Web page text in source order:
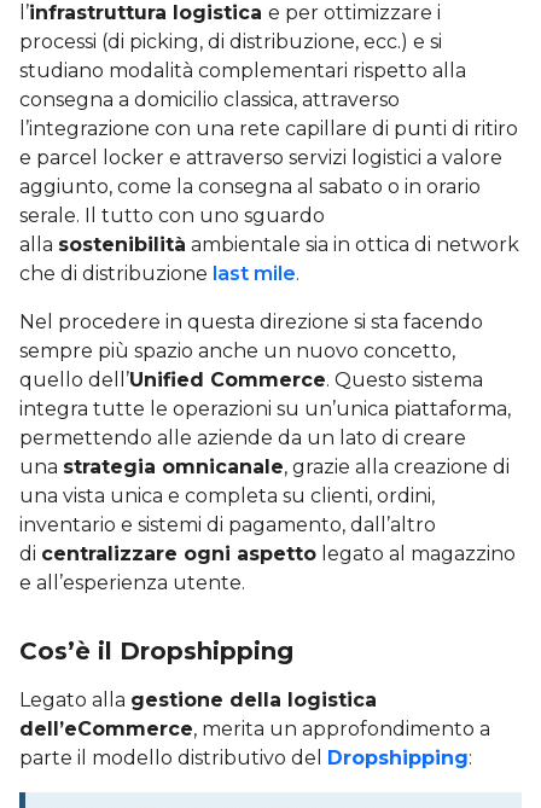
l’infrastruttura logistica e per ottimizzare i
processi (di picking, di distribuzione, ecc.) e si
studiano modalità complementari rispetto alla
consegna a domicilio classica, attraverso
l’integrazione con una rete capillare di punti di ritiro
e parcel locker e attraverso servizi logistici a valore
aggiunto, come la consegna al sabato o in orario
serale. Il tutto con uno sguardo
alla sostenibilità ambientale sia in ottica di network
che di distribuzione last mile.
Nel procedere in questa direzione si sta facendo
sempre più spazio anche un nuovo concetto,
quello dell’Unified Commerce. Questo sistema
integra tutte le operazioni su un’unica piattaforma,
permettendo alle aziende da un lato di creare
una strategia omnicanale, grazie alla creazione di
una vista unica e completa su clienti, ordini,
inventario e sistemi di pagamento, dall’altro
di centralizzare ogni aspetto legato al magazzino
e all’esperienza utente.
Cos’è il Dropshipping
Legato alla gestione della logistica
dell’eCommerce, merita un approfondimento a
parte il modello distributivo del Dropshipping: